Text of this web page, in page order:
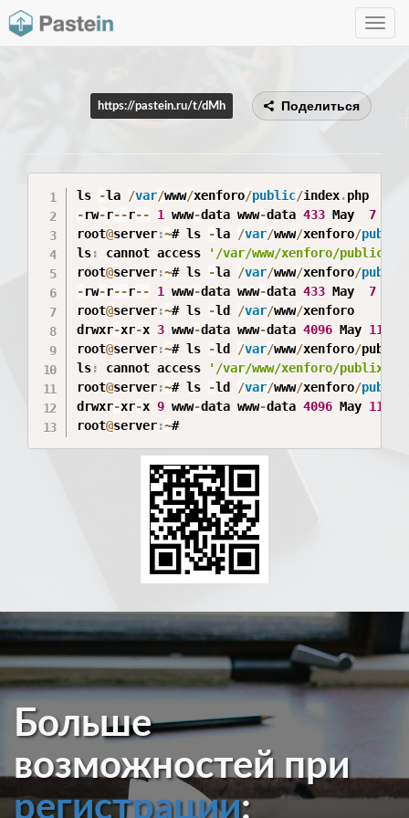
Toggle
https://pastein.ru/t/dMh Поделиться
ls -la /var/www/xenforo/public/index.
-rw-r--r-- 1 www-data www-data 433 May 7
root@server:~# ls -la /var/www/xenforo/public
ls: cannot access
'/var/www/xenforo/public/
root@server:~# ls -la /var/www/xenforo/public
-rw-r--r-- 1 www-data www-data 433 May 7
root@server:~# ls -ld /var/www/xenforo
drwxr-xr-x 3 www-data www-data 4096 May 11
root@server:~# ls -ld /var/www/xenforo/publix
ls: cannot access '/var/www/xenforo/publix'
root@server:~# ls -ld /var/www/xenforo/public
drwxr-xr-x 9 www-data www-data 4096 May 11
root@server:~
Больше
возможностей при
регистрации: